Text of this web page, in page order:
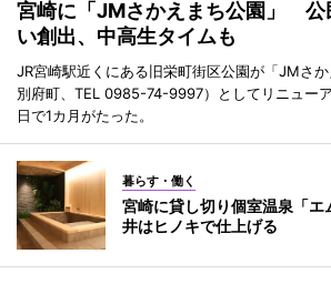
宮崎に「JMさかえまち公園」 公
い創出、中高生タイムも
JR宮崎駅近くにある旧栄町街区公園が「JMさ
別府町、TEL 0985-74-9997）としてリニュー
日で1カ月がたった。
暮らす・働く
宮崎に貸し切り個室温泉「
井はヒノキで仕上げる